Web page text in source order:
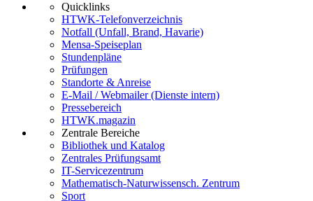
Quicklinks
HTWK-Telefonverzeichnis
Notfall (Unfall, Brand, Havarie)
Mensa-Speiseplan
Stundenpläne
Prüfungen
Standorte & Anreise
E-Mail / Webmailer (Dienste intern)
Pressebereich
HTWK.magazin
Zentrale Bereiche
Bibliothek und Katalog
Zentrales Prüfungsamt
IT-Servicezentrum
Mathematisch-Naturwissensch. Zentrum
Sport